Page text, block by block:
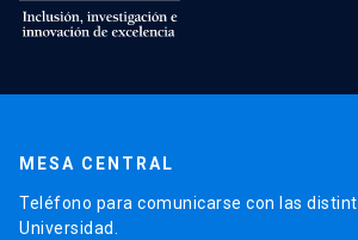
MESA CENTRAL
Teléfono para comunicarse con las
Universidad.